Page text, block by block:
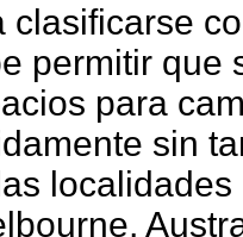
clasificarse
permitir que
para
sin